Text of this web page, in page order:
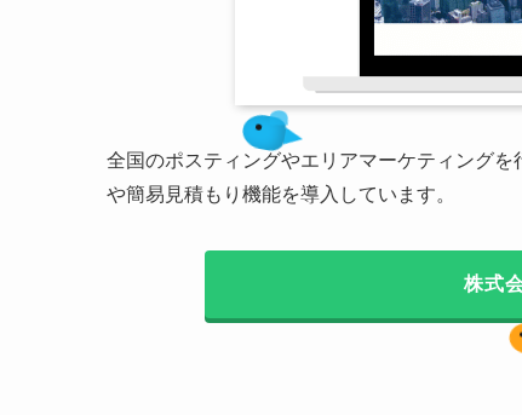
全国のポスティングやエリアマーケティング
や簡易見積もり機能を導入しています。
株式